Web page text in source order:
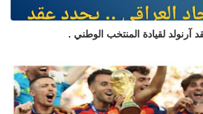
آرنولد لقيادة المنتخب الوطني .